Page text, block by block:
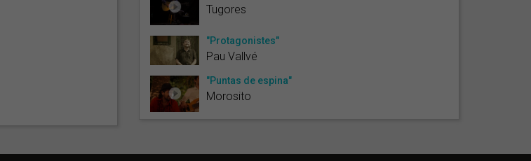
Tugores
"Protagonistes"
Pau Vallvé
"Puntas de espina"
Morosito